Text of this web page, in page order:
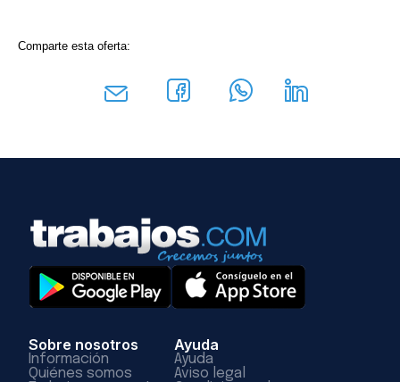
Comparte esta oferta:
Sobre nosotros
Información
Quiénes somos
Ayuda
Ayuda
Aviso legal